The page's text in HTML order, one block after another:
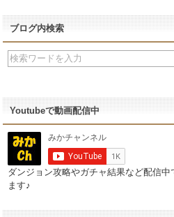
ブログ内検索
Youtubeで動画配信中
ダンジョン攻略やガチャ結果など配信
ます♪